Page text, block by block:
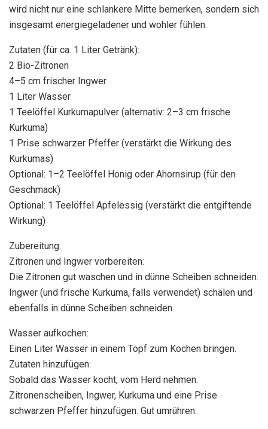
wird nicht nur eine schlankere Mitte bemerken, sondern sich
insgesamt energiegeladener und wohler fühlen.
Zutaten (für ca. 1 Liter Getränk):
2 Bio-Zitronen
4–5 cm frischer Ingwer
1 Liter Wasser
1 Teelöffel Kurkumapulver (alternativ: 2–3 cm frische
Kurkuma)
1 Prise schwarzer Pfeffer (verstärkt die Wirkung des
Kurkumas)
Optional: 1–2 Teelöffel Honig oder Ahornsirup (für den
Geschmack)
Optional: 1 Teelöffel Apfelessig (verstärkt die entgiftende
Wirkung)
Zubereitung:
Zitronen und Ingwer vorbereiten:
Die Zitronen gut waschen und in dünne Scheiben schneiden.
Ingwer (und frische Kurkuma, falls verwendet) schälen und
ebenfalls in dünne Scheiben schneiden.
Wasser aufkochen:
Einen Liter Wasser in einem Topf zum Kochen bringen.
Zutaten hinzufügen:
Sobald das Wasser kocht, vom Herd nehmen.
Zitronenscheiben, Ingwer, Kurkuma und eine Prise
schwarzen Pfeffer hinzufügen. Gut umrühren.